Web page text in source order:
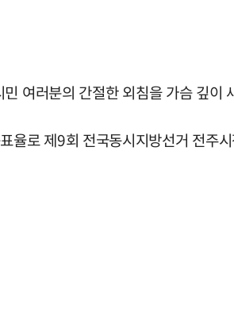
여러분의 간절한 외침을 가슴 깊이
로 제9회 전국동시지방선거 전주